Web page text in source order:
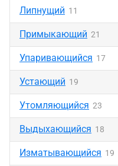
Липнущий 11
Примыкающий 21
Упаривающийся 17
Устающий 19
Утомляющийся 23
Выдыхающийся 18
Изматывающийся 19